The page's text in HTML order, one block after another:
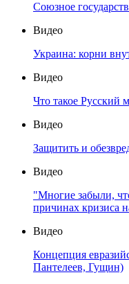
Союзное
Видео
Украина: корни
Видео
Что такое Русский
Видео
Защитить и
Видео
"Многие забыли,
причинах кризиса
Видео
Концепция
Пантелеев, Гущин)